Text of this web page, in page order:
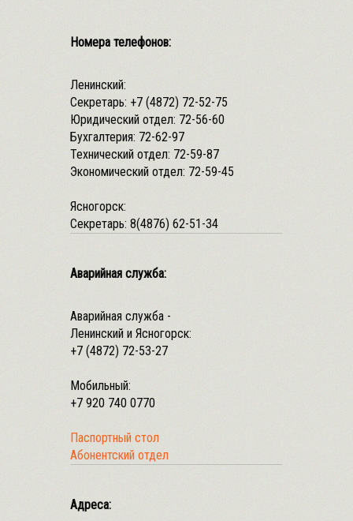
Номера телефонов:
Ленинский:
Секретарь: +7 (4872) 72-52-75
Юридический отдел: 72-56-60
Бухгалтерия: 72-62-97
Технический отдел: 72-59-87
Экономический отдел: 72-59-45
Ясногорск:
Секретарь: 8(4876) 62-51-34
Аварийная служба:
Аварийная служба -
Ленинский и Ясногорск:
+7 (4872) 72-53-27
Мобильный:
+7 920 740 0770
Паспортный стол
Абонентский отдел
Адреса: